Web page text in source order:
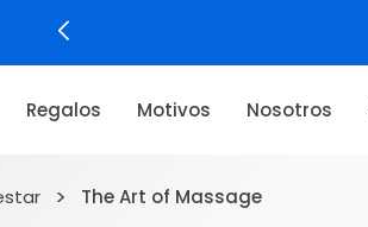
Regalos Motivos Nosotros
The Art of Massage